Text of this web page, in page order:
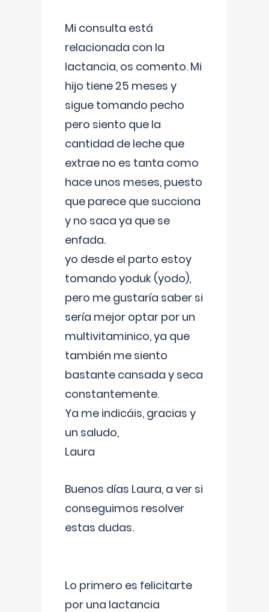
Mi consulta está
relacionada con la
lactancia, os comento. Mi
hijo tiene 25 meses y
sigue tomando pecho
pero siento que la
cantidad de leche que
extrae no es tanta como
hace unos meses, puesto
que parece que succiona
y no saca ya que se
enfada.
yo desde el parto estoy
tomando yoduk (yodo),
pero me gustaría saber si
sería mejor optar por un
multivitaminico, ya que
también me siento
bastante cansada y seca
constantemente.
Ya me indicáis, gracias y
un saludo,
Laura
Buenos días Laura, a ver si
conseguimos resolver
estas dudas.
Lo primero es felicitarte
por una lactancia